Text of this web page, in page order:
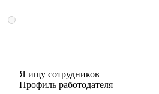
Я ищу сотрудников
Профиль работодателя